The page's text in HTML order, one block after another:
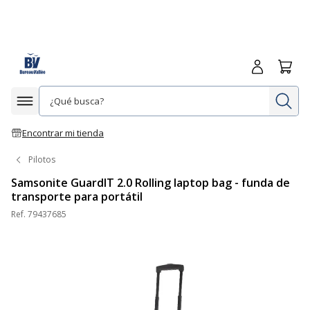
Afficher la navigation
Encontrar mi tienda
Iniciar
Pilotos
Samsonite GuardIT 2.0 Rolling laptop bag - funda de
transporte para portátil
Ref. 79437685